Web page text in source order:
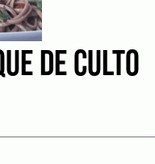
DE CULTO